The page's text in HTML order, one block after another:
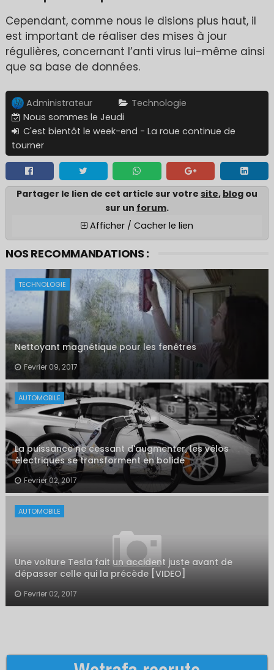
Cependant, comme nous le disions plus haut, il
est important de réaliser des mises à jour
régulières, concernant l’anti virus lui-même ainsi
que sa base de données.
Administrateur
Technologie
Nous sommes le Jeudi
C'est bientôt le week-end - La roue continue de
tourner
Partager le lien de cet article sur votre site, blog ou
sur un forum.
Afficher / Cacher le lien
NOS RECOMMANDATIONS :
TECHNOLOGIE
Nettoyant magnétique pour les fenêtres
Fevrier 09, 2017
AUTOMOBILE
La puissance ne cessant d'augmenter, les vélos
électriques se transforment en bolide
Fevrier 02, 2017
AUTOMOBILE
Une voiture Tesla fait un accident juste avant de
dépasser celle qui la précède [VIDEO]
Fevrier 02, 2017